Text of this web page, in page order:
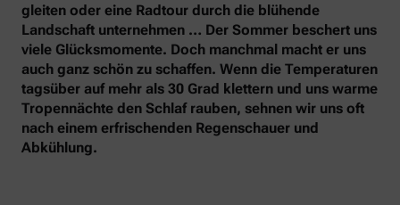
gleiten oder eine Radtour durch die blühende
Landschaft unternehmen … Der Sommer beschert uns
viele Glücksmomente. Doch manchmal macht er uns
auch ganz schön zu schaffen. Wenn die Temperaturen
tagsüber auf mehr als 30 Grad klettern und uns warme
Tropennächte den Schlaf rauben, sehnen wir uns oft
nach einem erfrischenden Regenschauer und
Abkühlung.